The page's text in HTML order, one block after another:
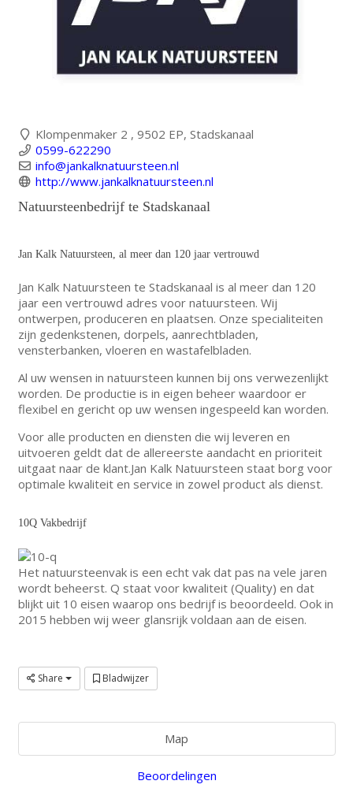
Klompenmaker 2 , 9502 EP, Stadskanaal
0599-622290
info@jankalknatuursteen.nl
http://www.jankalknatuursteen.nl
Natuursteenbedrijf te Stadskanaal
Jan Kalk Natuursteen, al meer dan 120 jaar vertrouwd
Jan Kalk Natuursteen te Stadskanaal is al meer dan 120
jaar een vertrouwd adres voor natuursteen. Wij
ontwerpen, produceren en plaatsen. Onze specialiteiten
zijn gedenkstenen, dorpels, aanrechtbladen,
vensterbanken, vloeren en wastafelbladen.
Al uw wensen in natuursteen kunnen bij ons verwezenlijkt
worden. De productie is in eigen beheer waardoor er
flexibel en gericht op uw wensen ingespeeld kan worden.
Voor alle producten en diensten die wij leveren en
uitvoeren geldt dat de allereerste aandacht en prioriteit
uitgaat naar de klant.Jan Kalk Natuursteen staat borg voor
optimale kwaliteit en service in zowel product als dienst.
10Q Vakbedrijf
Het natuursteenvak is een echt vak dat pas na vele jaren
wordt beheerst. Q staat voor kwaliteit (Quality) en dat
blijkt uit 10 eisen waarop ons bedrijf is beoordeeld. Ook in
2015 hebben wij weer glansrijk voldaan aan de eisen.
Share Bladwijzer
Map
Beoordelingen